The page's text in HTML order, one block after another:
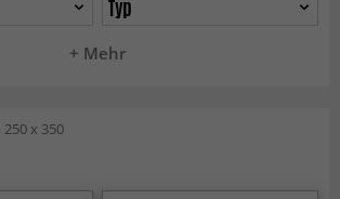
+ Mehr
Typ
x 350